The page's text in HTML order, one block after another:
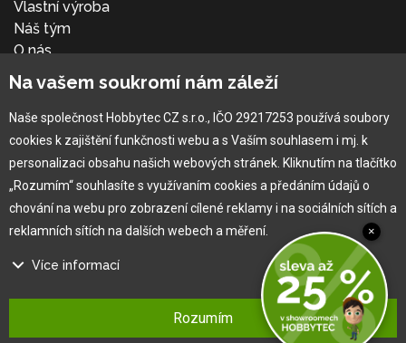
Vlastní výroba
Náš tým
O nás
Pro zákazníka
Obchodní podmínky
Věrnostní program
Jak na reklamaci
Výprodej
Na vašem soukromí nám záleží
Naše společnost Hobbytec CZ s.r.o., IČO 29217253 používá soubory
cookies k zajištění funkčnosti webu a s Vaším souhlasem i mj. k
personalizaci obsahu našich webových stránek. Kliknutím na tlačítko
„Rozumím“ souhlasíte s využívaním cookies a předáním údajů o
chování na webu pro zobrazení cílené reklamy i na sociálních sítích a
reklamních sítích na dalších webech a měření.
Více informací
Na našem webu používáme několik druhů kategorií cookies:
Rozumím
×